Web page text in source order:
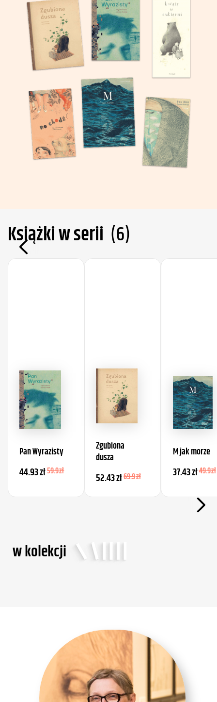
Książki w serii (6)
Pan Wyrazisty
44.93zł59.9zł
Zgubiona
dusza
52.43zł69.9zł
M jak morze
37.43zł49.9zł
w kolekcji